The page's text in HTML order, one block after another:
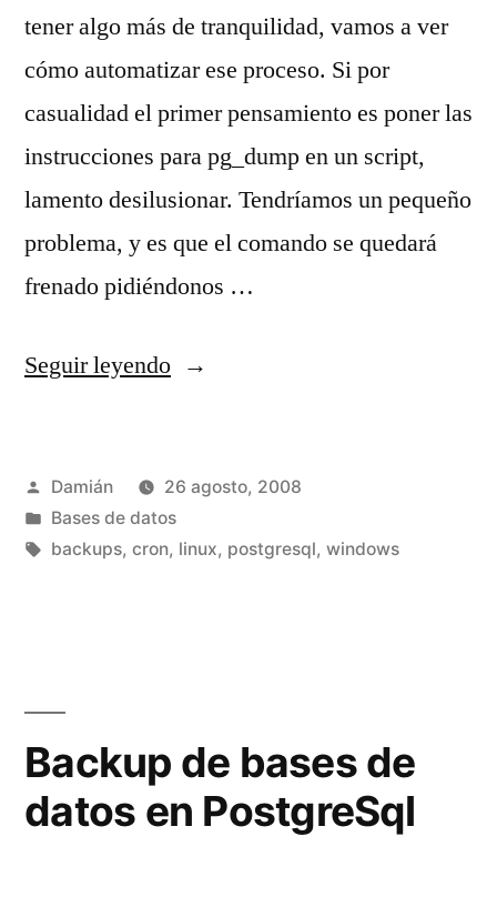
tener algo más de tranquilidad, vamos a ver
cómo automatizar ese proceso. Si por
casualidad el primer pensamiento es poner las
instrucciones para pg_dump en un script,
lamento desilusionar. Tendríamos un pequeño
problema, y es que el comando se quedará
frenado pidiéndonos …
Seguir leyendo«Automatizar
PostgreSql»
Publicado
por
Damián
26 agosto, 2008
Publicado
en
Bases de datos
Etiquetas:
backups, cron, linux, postgresql, windows
Backup de bases de
datos en PostgreSql